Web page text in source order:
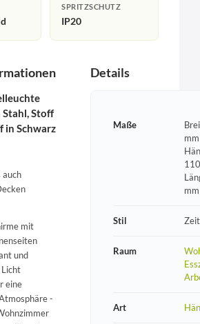
SPRITZSCHUTZ
IP20
Stoff
in Schwarz
auch
mit
und
eine
-
Details
Maße
mm
Stil
Raum
Art